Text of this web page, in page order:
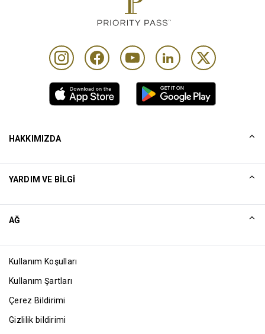
HAKKIMIZDA
Excellence Awards
Blog
YARDIM VE BILGI
AĞ
Kullanım Koşulları
Kullanım Şartları
Çerez Bildirimi
Gizlilik bildirimi